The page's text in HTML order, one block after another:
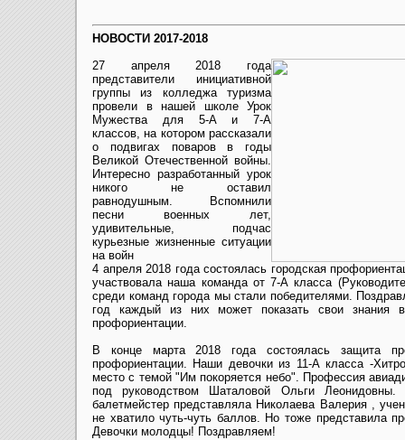
НОВОСТИ 2017-2018
27 апреля 2018 года
представители инициативной
группы из колледжа туризма
провели в нашей школе Урок
Мужества для 5-А и 7-А
классов, на котором рассказали
о подвигах поваров в годы
Великой Отечественной войны.
Интересно разработанный урок
никого не оставил
равнодушным. Вспомнили
песни военных лет,
удивительные, подчас
курьезные жизненные ситуации
на войн
4 апреля 2018 года состоялась городская
участвовала наша команда от 7-А класса
среди команд города мы стали победителями.
год каждый из них может показать свои знания
профориентации.
В конце марта 2018 года состоялась защита
профориентации. Наши девочки из 11-А класса -
место с темой "Им покоряется небо". Профессия
под руководством Шаталовой Ольги
балетмейстер представляла Николаева Валерия ,
не хватило чуть-чуть баллов. Но тоже представила
Девочки молодцы! Поздравляем!